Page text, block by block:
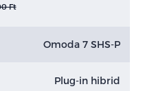
Ft
Omoda 7 SHS-P
Plug-in hibrid